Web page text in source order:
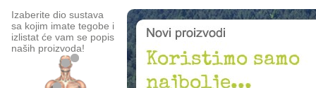
Izaberite dio sustava
sa kojim imate tegobe i
izlistat će vam se popis
naših proizvoda!